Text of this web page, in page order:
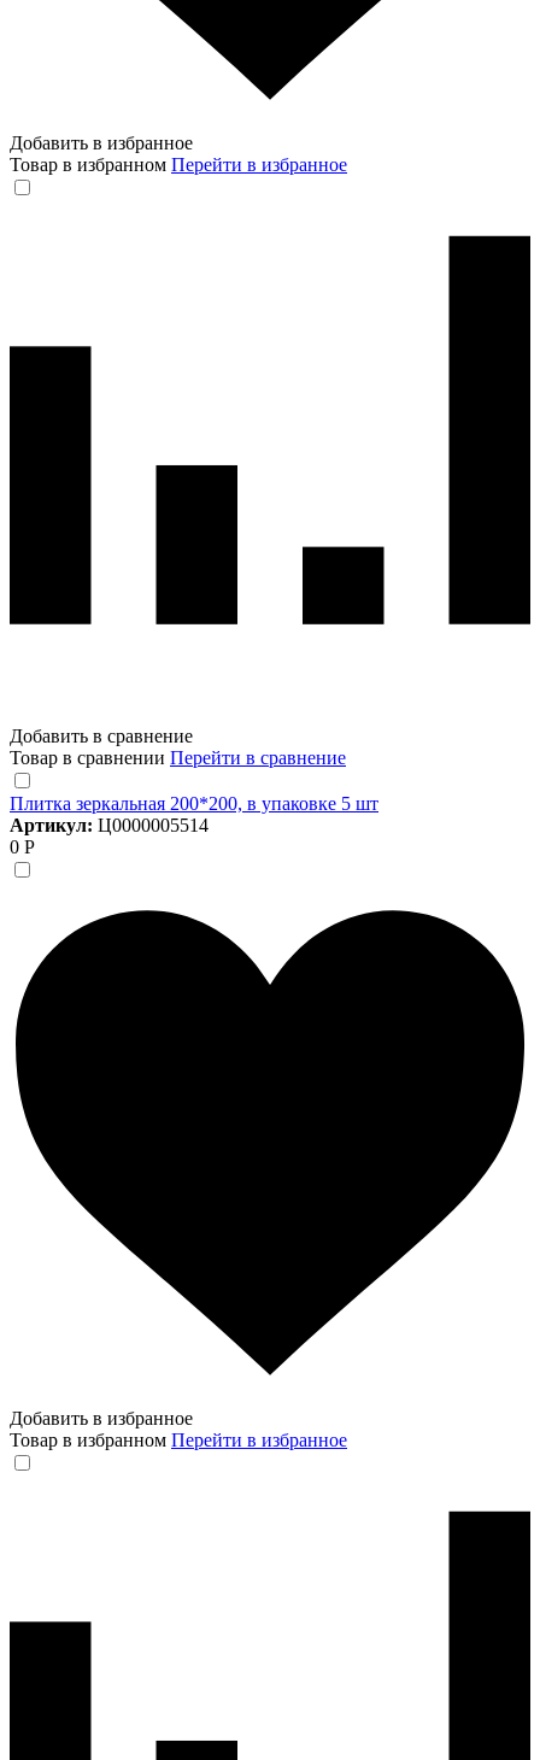
Добавить в избранное
Товар в избранном Перейти в избранное
Добавить в сравнение
Товар в сравнении Перейти в сравнение
Плитка зеркальная 200*200, в упаковке 5 шт
Артикул: Ц0000005514
0 Р
Добавить в избранное
Товар в избранном Перейти в избранное